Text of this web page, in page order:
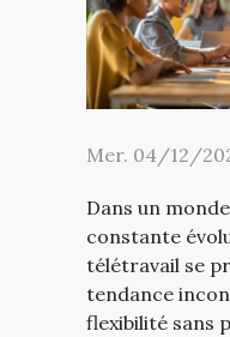
Mer. 04/12/
Dans un
constante
télétravail se
tendance
flexibilité sans